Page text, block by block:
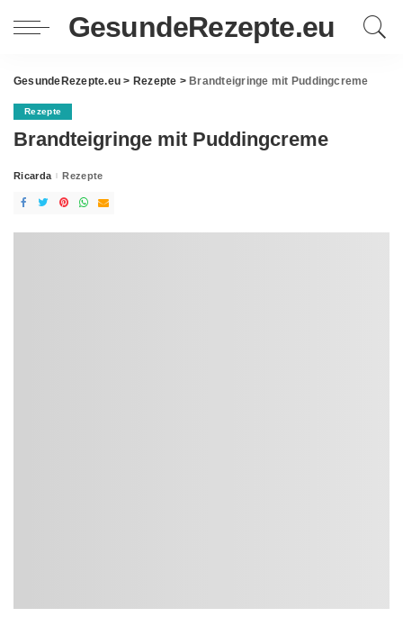
GesundeRezepte.eu
GesundeRezepte.eu > Rezepte > Brandteigringe mit Puddingcreme
Rezepte
Brandteigringe mit Puddingcreme
Posted
Ricarda Rezepte